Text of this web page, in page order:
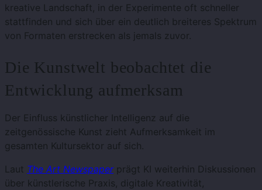
kreative Landschaft, in der Experimente oft schneller
stattfinden und sich über ein deutlich breiteres Spektrum
von Formaten erstrecken als jemals zuvor.
Die Kunstwelt beobachtet die
Entwicklung aufmerksam
Der Einfluss künstlicher Intelligenz auf die
zeitgenössische Kunst zieht Aufmerksamkeit im
gesamten Kultursektor auf sich.
Laut The Art Newspaperprägt KI weiterhin Diskussionen
über künstlerische Praxis, digitale Kreativität,